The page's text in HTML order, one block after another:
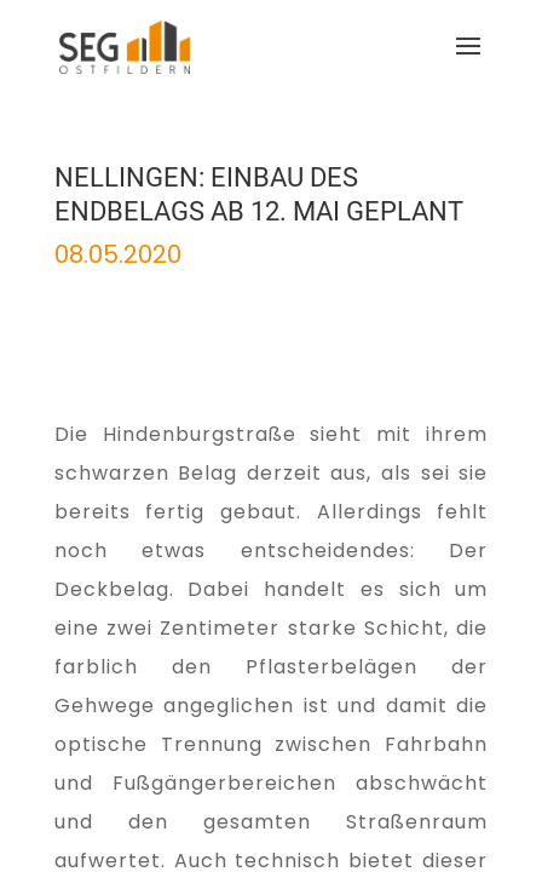
NELLINGEN: EINBAU DES
ENDBELAGS AB 12. MAI GEPLANT
08.05.2020
Die Hindenburgstraße sieht mit ihrem
schwarzen Belag derzeit aus, als sei sie
bereits fertig gebaut. Allerdings fehlt
noch etwas entscheidendes: Der
Deckbelag. Dabei handelt es sich um
eine zwei Zentimeter starke Schicht, die
farblich den Pflasterbelägen der
Gehwege angeglichen ist und damit die
optische Trennung zwischen Fahrbahn
und Fußgängerbereichen abschwächt
und den gesamten Straßenraum
aufwertet. Auch technisch bietet dieser